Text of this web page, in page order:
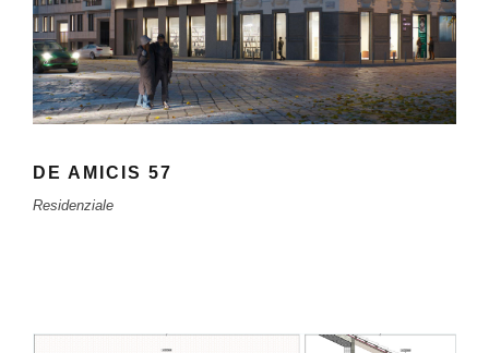
DE AMICIS 57
Residenziale